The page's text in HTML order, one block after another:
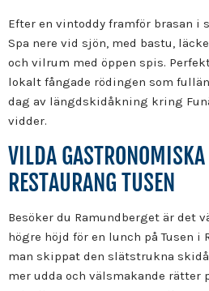
Efter en vintoddy framför brasan i
Spa nere vid sjön, med bastu,
och vilrum med öppen spis.
lokalt fångade rödingen som
dag av längdskidåkning kring
vidder.
VILDA
RESTAURANG TUSEN
Besöker du Ramundberget är det
högre höjd för en lunch på Tusen i
man skippat den slätstrukna
mer udda och välsmakande rätter